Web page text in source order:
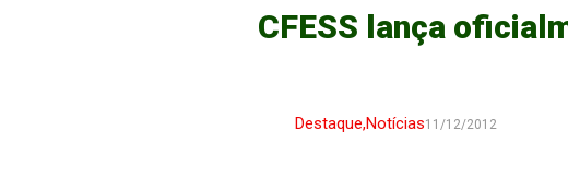
CFESS lança
Destaque,Notícias11/12/2012